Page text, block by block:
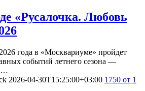
«Русалочка. Любовь
года в «Москвариуме» пройдет
событий летнего сезона —
2026-04-30T15:25:00+03:00 1750 от 1